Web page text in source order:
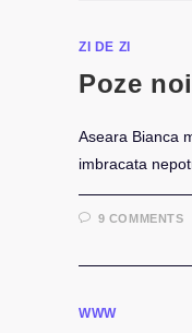
ZI DE ZI
Poze
Aseara Bianca
imbracata
9 COMMENTS
WWW